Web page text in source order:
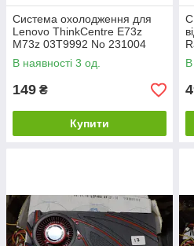
Система охолодження для
Lenovo ThinkCentre E73z
M73z 03T9992 No 231004
В наявності 3 од.
149 ₴
Купити
В